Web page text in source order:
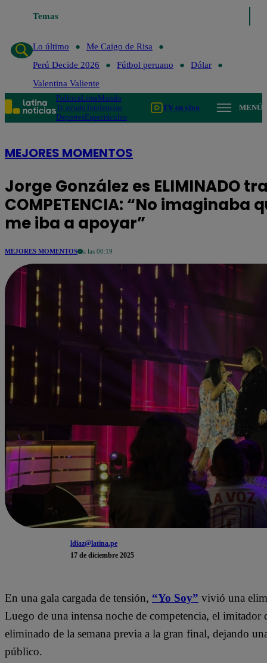
Temas
Lo último
Me Caigo de Risa
Perú Decide 2026
Fútbol peruano
Dólar
Valentina Valiente
PolíticaLimaMundo
Te ayudoTendencias
DeportesEspectáculos
TV en vivo MENÚ
MEJORES MOMENTOS
Jorge González es ELIMINADO
COMPETENCIA: “No
me iba a apoyar”
MEJORES MOMENTOS a las 00:19
ldiaz@latina.pe
17 de diciembre 2025
En una gala cargada de tensión, “Yo Soy” vivió una
Luego de una intensa noche de competencia, el imitador
eliminado de la semana previa a la gran final, dejando
público.